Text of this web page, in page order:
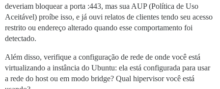
deveriam bloquear a porta :443, mas sua AUP (Política de Uso
Aceitável) proíbe isso, e já ouvi relatos de clientes tendo seu acesso
restrito ou endereço alterado quando esse comportamento foi
detectado.
Além disso, verifique a configuração de rede de onde você está
virtualizando a instância do Ubuntu: ela está configurada para usar
a rede do host ou em modo bridge? Qual hipervisor você está